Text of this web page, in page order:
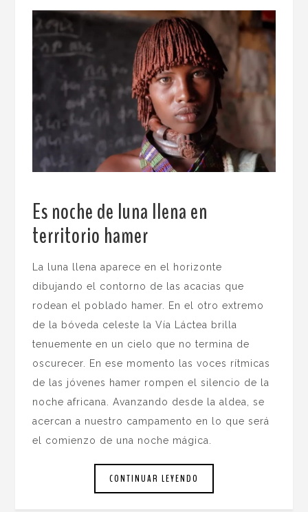
Es noche de luna llena en
territorio hamer
La luna llena aparece en el horizonte
dibujando el contorno de las acacias que
rodean el poblado hamer. En el otro extremo
de la bóveda celeste la Vía Láctea brilla
tenuemente en un cielo que no termina de
oscurecer. En ese momento las voces rítmicas
de las jóvenes hamer rompen el silencio de la
noche africana. Avanzando desde la aldea, se
acercan a nuestro campamento en lo que será
el comienzo de una noche mágica.
CONTINUAR LEYENDO